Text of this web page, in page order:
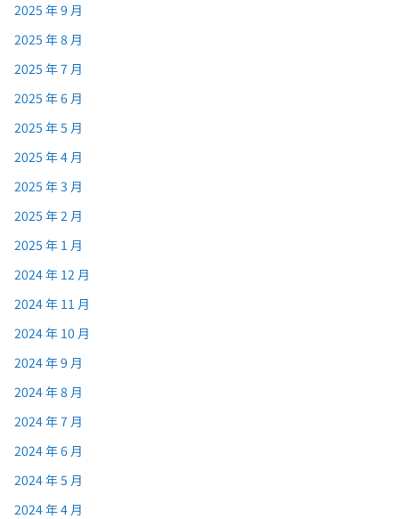
2025 年 9 月
2025 年 8 月
2025 年 7 月
2025 年 6 月
2025 年 5 月
2025 年 4 月
2025 年 3 月
2025 年 2 月
2025 年 1 月
2024 年 12 月
2024 年 11 月
2024 年 10 月
2024 年 9 月
2024 年 8 月
2024 年 7 月
2024 年 6 月
2024 年 5 月
2024 年 4 月